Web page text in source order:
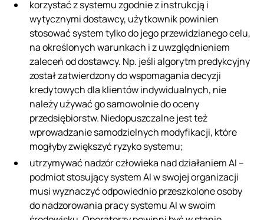
korzystać z systemu zgodnie z instrukcją i
wytycznymi dostawcy, użytkownik powinien
stosować system tylko do jego przewidzianego celu,
na określonych warunkach i z uwzględnieniem
zaleceń od dostawcy. Np. jeśli algorytm predykcyjny
został zatwierdzony do wspomagania decyzji
kredytowych dla klientów indywidualnych, nie
należy używać go samowolnie do oceny
przedsiębiorstw. Niedopuszczalne jest też
wprowadzanie samodzielnych modyfikacji, które
mogłyby zwiększyć ryzyko systemu;
utrzymywać nadzór człowieka nad działaniem AI –
podmiot stosujący system AI w swojej organizacji
musi wyznaczyć odpowiednio przeszkolone osoby
do nadzorowania pracy systemu AI w swoim